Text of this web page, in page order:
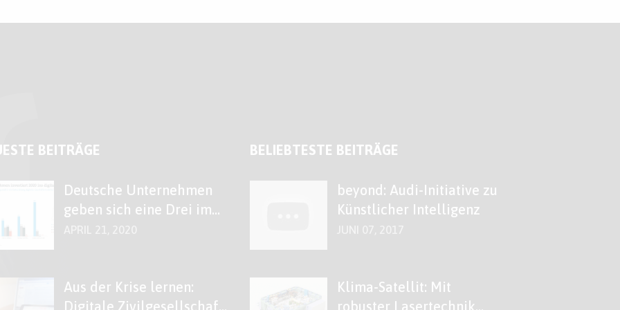
BEITRÄGE
Deutsche Unternehmen
geben sich eine Drei im
Aus der Krise lernen:
Digitale Zivilgesellschaft
BELIEBTESTE BEITRÄGE
beyond: Audi-Initiative zu
Künstlicher Intelligenz
Klima-Satellit: Mit
robuster Lasertechnik